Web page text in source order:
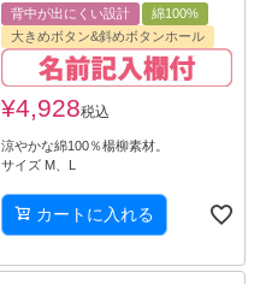
背中が出にくい設計
綿100%
大きめボタン&斜めボタンホール
¥4,928税込
涼やかな綿100％楊柳素材。
サイズ M、L
カートに入れる